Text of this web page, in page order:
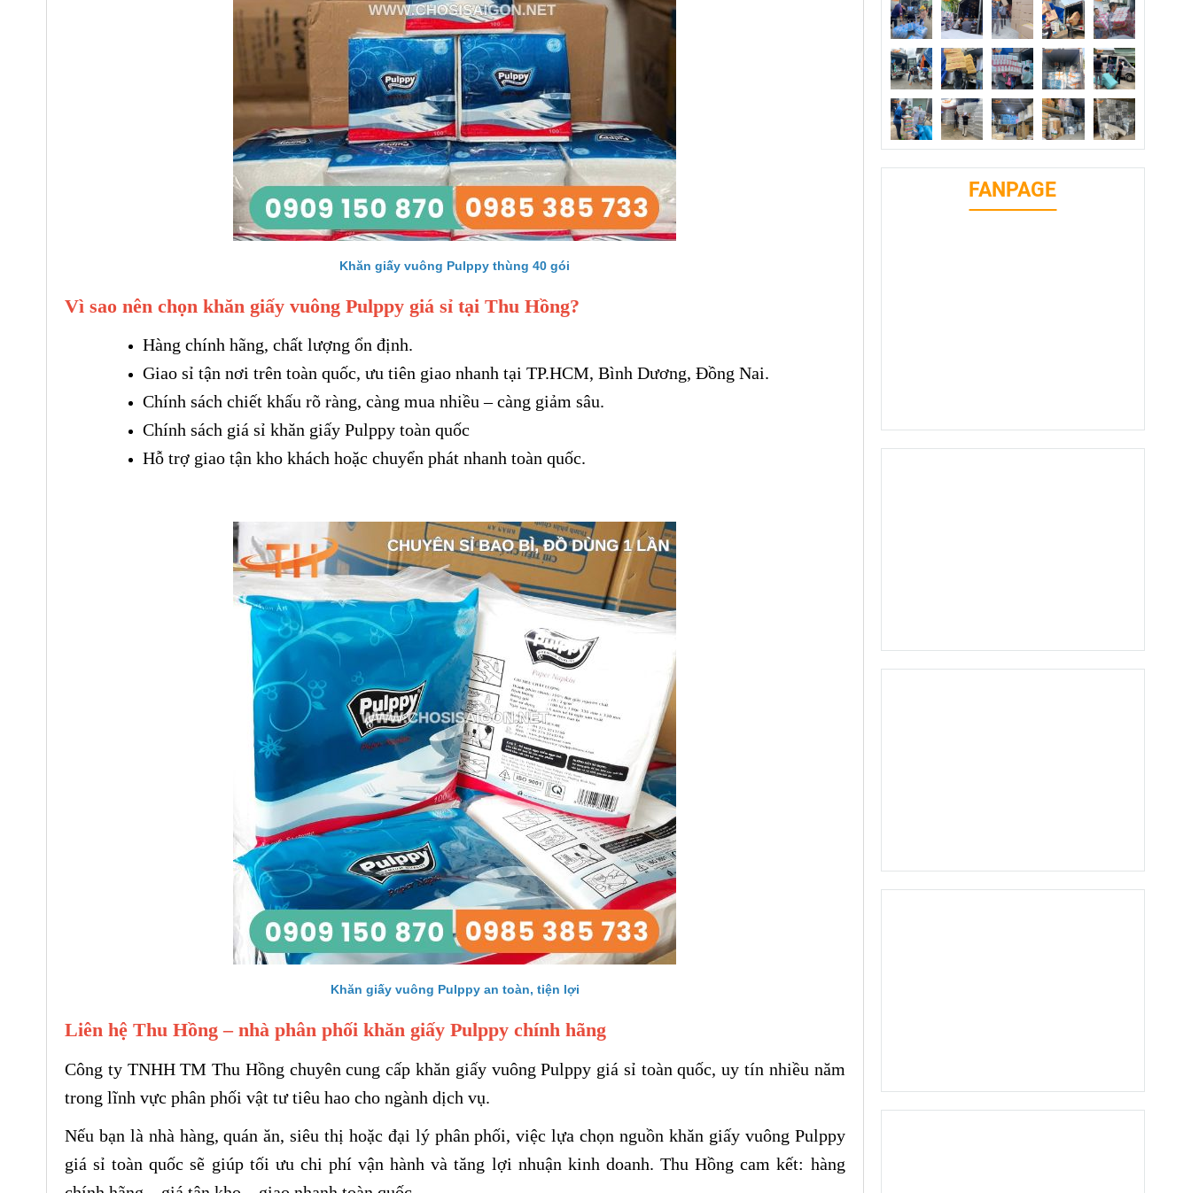
Khăn giấy vuông Pulppy thùng 40 gói
Vì sao nên chọn khăn giấy vuông Pulppy giá sỉ tại Thu Hồng?
Hàng chính hãng, chất lượng ổn định.
Giao sỉ tận nơi trên toàn quốc, ưu tiên giao nhanh tại TP.HCM, Bình Dương, Đồng Nai.
Chính sách chiết khấu rõ ràng, càng mua nhiều – càng giảm sâu.
Chính sách giá sỉ khăn giấy Pulppy toàn quốc
Hỗ trợ giao tận kho khách hoặc chuyển phát nhanh toàn quốc.
Khăn giấy vuông Pulppy an toàn, tiện lợi
Liên hệ Thu Hồng – nhà phân phối khăn giấy Pulppy chính hãng
Công ty TNHH TM Thu Hồng chuyên cung cấp khăn giấy vuông Pulppy giá sỉ toàn quốc, uy tín nhiều năm
trong lĩnh vực phân phối vật tư tiêu hao cho ngành dịch vụ.
Nếu bạn là nhà hàng, quán ăn, siêu thị hoặc đại lý phân phối, việc lựa chọn nguồn khăn giấy vuông Pulppy
giá sỉ toàn quốc sẽ giúp tối ưu chi phí vận hành và tăng lợi nhuận kinh doanh. Thu Hồng cam kết: hàng
FANPAGE